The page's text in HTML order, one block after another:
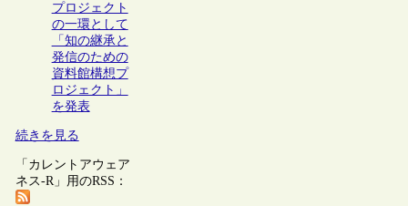
プロジェクト
の一環として
「知の継承と
発信のための
資料館構想プ
ロジェクト」
を発表
続きを見る
「カレントアウェア
ネス-R」用のRSS：